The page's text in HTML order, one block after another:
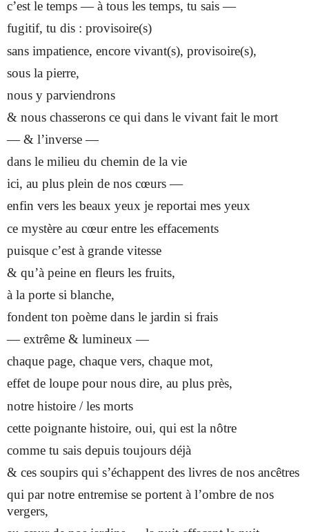
c’est le temps — à tous les temps, tu sais —
fugitif, tu dis : provisoire(s)
sans impatience, encore vivant(s), provisoire(s),
sous la pierre,
nous y parviendrons
& nous chasserons ce qui dans le vivant fait le mort
— & l’inverse —
dans le milieu du chemin de la vie
ici, au plus plein de nos cœurs —
enfin vers les beaux yeux je reportai mes yeux
ce mystère au cœur entre les effacements
puisque c’est à grande vitesse
& qu’à peine en fleurs les fruits,
à la porte si blanche,
fondent ton poème dans le jardin si frais
— extrême & lumineux —
chaque page, chaque vers, chaque mot,
effet de loupe pour nous dire, au plus près,
notre histoire / les morts
cette poignante histoire, oui, qui est la nôtre
comme tu sais depuis toujours déjà
& ces soupirs qui s’échappent des livres de nos ancêtres
qui par notre entremise se portent à l’ombre de nos
vergers,